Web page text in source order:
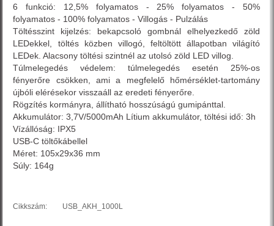
6 funkció: 12,5% folyamatos - 25% folyamatos - 50%
folyamatos - 100% folyamatos - Villogás - Pulzálás
Töltésszint kijelzés: bekapcsoló gombnál elhelyezkedő zöld
LEDekkel, töltés közben villogó, feltöltött állapotban világító
LEDek. Alacsony töltési szintnél az utolsó zöld LED villog.
Túlmelegedés védelem: túlmelegedés esetén 25%-os
fényerőre csökken, ami a megfelelő hőmérséklet-tartomány
újbóli elérésekor visszaáll az eredeti fényerőre.
Rögzítés kormányra, állítható hosszúságú gumipánttal.
Akkumulátor: 3,7V/5000mAh Lítium akkumulátor, töltési idő: 3h
Vízállóság: IPX5
USB-C töltőkábellel
Méret: 105x29x36 mm
Súly: 164g
Cikkszám: USB_AKH_1000L